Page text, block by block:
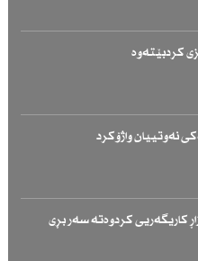
كردبێتەوە
نەوتییان واژۆكرد
كاریگەریی كردوەتە سەر بڕی